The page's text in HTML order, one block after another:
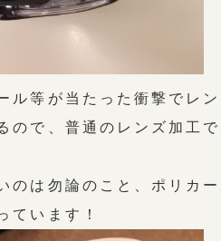
ル等が当たった衝撃でレ
ので、普通のレンズ加工
のは勿論のこと、ポリカ
ています！